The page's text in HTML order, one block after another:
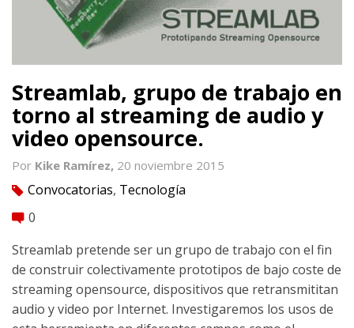
Streamlab, grupo de trabajo en
torno al streaming de audio y
video opensource.
Por Kike Ramírez, 20 noviembre 2015
tag Convocatorias, Tecnología
comment 0
Streamlab pretende ser un grupo de trabajo con el fin
de construir colectivamente prototipos de bajo coste de
streaming opensource, dispositivos que retransmititan
audio y video por Internet. Investigaremos los usos de